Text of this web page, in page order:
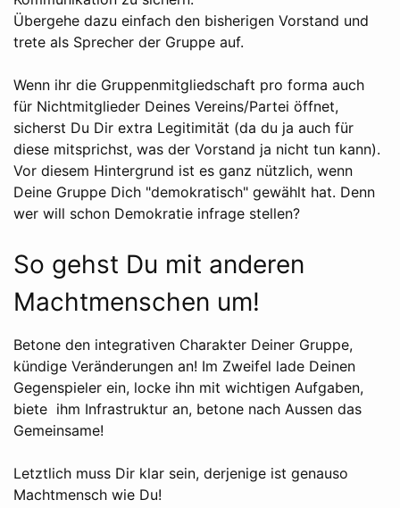
Übergehe dazu einfach den bisherigen Vorstand und
trete als Sprecher der Gruppe auf.
Wenn ihr die Gruppenmitgliedschaft pro forma auch
für Nichtmitglieder Deines Vereins/Partei öffnet,
sicherst Du Dir extra Legitimität (da du ja auch für
diese mitsprichst, was der Vorstand ja nicht tun kann).
Vor diesem Hintergrund ist es ganz nützlich, wenn
Deine Gruppe Dich "demokratisch" gewählt hat. Denn
wer will schon Demokratie infrage stellen?
So gehst Du mit anderen
Machtmenschen um!
Betone den integrativen Charakter Deiner Gruppe,
kündige Veränderungen an! Im Zweifel lade Deinen
Gegenspieler ein, locke ihn mit wichtigen Aufgaben,
biete ihm Infrastruktur an, betone nach Aussen das
Gemeinsame!
Letztlich muss Dir klar sein, derjenige ist genauso
Machtmensch wie Du!